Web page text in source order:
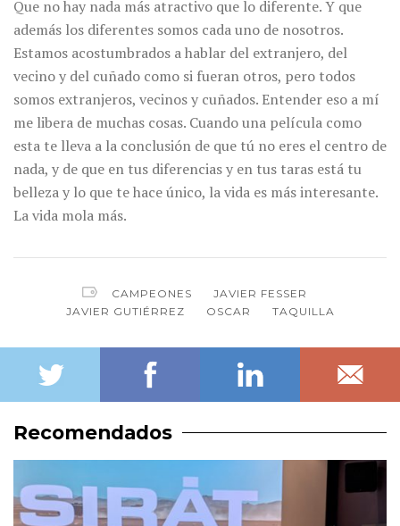
Que no hay nada más atractivo que lo diferente. Y que
además los diferentes somos cada uno de nosotros.
Estamos acostumbrados a hablar del extranjero, del
vecino y del cuñado como si fueran otros, pero todos
somos extranjeros, vecinos y cuñados. Entender eso a mí
me libera de muchas cosas. Cuando una película como
esta te lleva a la conclusión de que tú no eres el centro de
nada, y de que en tus diferencias y en tus taras está tu
belleza y lo que te hace único, la vida es más interesante.
La vida mola más.
CAMPEONES
JAVIER FESSER
JAVIER GUTIÉRREZ
OSCAR TAQUILLA
Recomendados